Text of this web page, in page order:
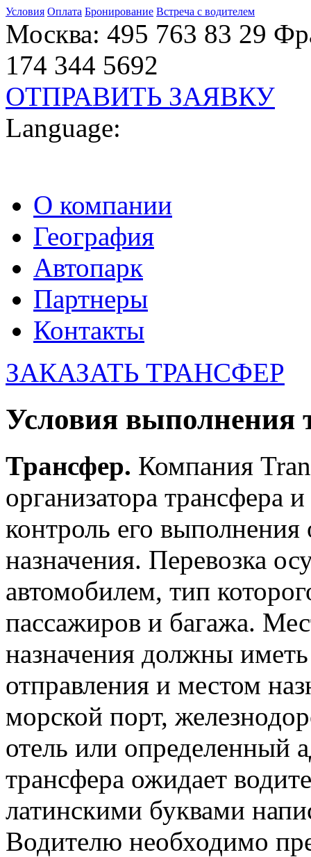
Условия Оплата Бронирование Встреча с водителем
Москва: 495 763 83 29
174 344 5692
ОТПРАВИТЬ ЗАЯВКУ
Language:
О компании
География
Автопарк
Партнеры
Контакты
ЗАКАЗАТЬ ТРАНСФЕР
Условия выполнения
Трансфер. Компания
организатора трансфера
контроль его выполнения
назначения. Перевозка
автомобилем, тип
пассажиров и багажа.
назначения должны
отправления и местом
морской порт,
отель или определенный
трансфера ожидает
латинскими буквами
Водителю необходимо